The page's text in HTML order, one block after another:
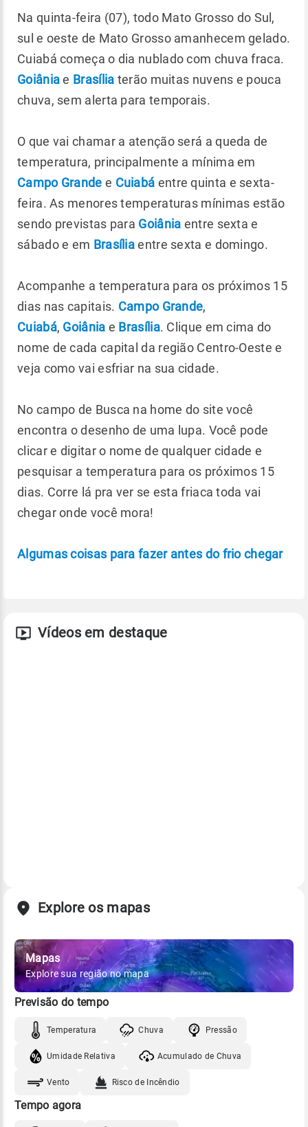
Na quinta-feira (07), todo Mato Grosso do Sul,
sul e oeste de Mato Grosso amanhecem gelado.
Cuiabá começa o dia nublado com chuva fraca.
Goiâniae Brasília terão muitas nuvens e pouca
chuva, sem alerta para temporais.
O que vai chamar a atenção será a queda de
temperatura, principalmente a mínima em
Campo Grande e Cuiabá entre quinta e sexta-
feira. As menores temperaturas mínimas estão
sendo previstas para Goiânia entre sexta e
sábado e em Brasíliaentre sexta e domingo.
Acompanhe a temperatura para os próximos 15
dias nas capitais. Campo Grande,
Cuiabá, Goiânia e Brasília. Clique em cima do
nome de cada capital da região Centro-Oeste e
veja como vai esfriar na sua cidade.
No campo de Busca na home do site você
encontra o desenho de uma lupa. Você pode
clicar e digitar o nome de qualquer cidade e
pesquisar a temperatura para os próximos 15
dias. Corre lá pra ver se esta friaca toda vai
chegar onde você mora!
Algumas coisas para fazer antes do frio chegar
Vídeos em destaque
Explore os mapas
Mapas
Explore sua região no mapa
Previsão do tempo
Temperatura Chuva Pressão
Umidade Relativa Acumulado de Chuva
Vento Risco de Incêndio
Tempo agora